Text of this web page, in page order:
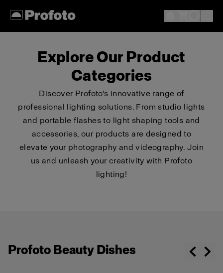
Explore Our Product
Categories
Discover Profoto's innovative range of
professional lighting solutions. From studio lights
and portable flashes to light shaping tools and
accessories, our products are designed to
elevate your photography and videography. Join
us and unleash your creativity with Profoto
lighting!
Profoto Beauty Dishes